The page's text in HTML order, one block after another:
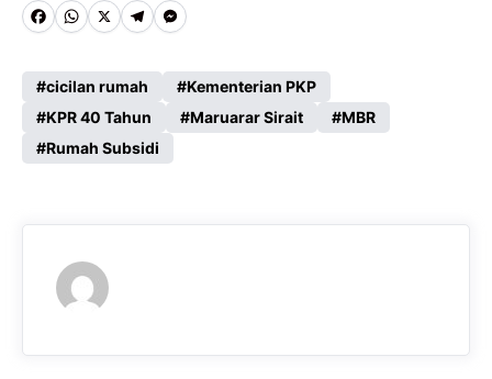
F
c
e
b
o
W
a
t
s
p
p
X T
l
e
g
a
M
s
s
e
g
cicilan rumah
Kementerian PKP
KPR 40 Tahun
Maruarar Sirait
MBR
Rumah Subsidi